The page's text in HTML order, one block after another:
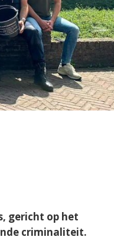
gericht op het
criminaliteit.